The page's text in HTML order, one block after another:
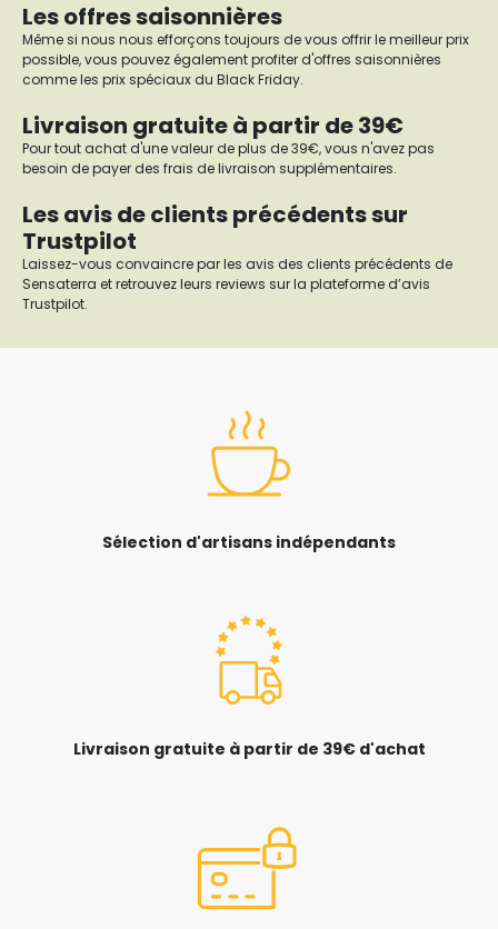
Les offres saisonnières
Même si nous nous efforçons toujours de vous offrir le meilleur prix
possible, vous pouvez également profiter d'offres saisonnières
comme les prix spéciaux du Black Friday.
Livraison gratuite à partir de 39€
Pour tout achat d'une valeur de plus de 39€, vous n'avez pas
besoin de payer des frais de livraison supplémentaires.
Les avis de clients précédents sur
Trustpilot
Laissez-vous convaincre par les avis des clients précédents de
Sensaterra et retrouvez leurs reviews sur la plateforme d’avis
Trustpilot.
Sélection d'artisans indépendants
Livraison gratuite à partir de 39€ d'achat